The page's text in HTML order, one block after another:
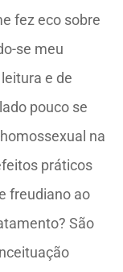
fez eco sobre
se meu
e de
pouco se
na
práticos
freudiano ao
São